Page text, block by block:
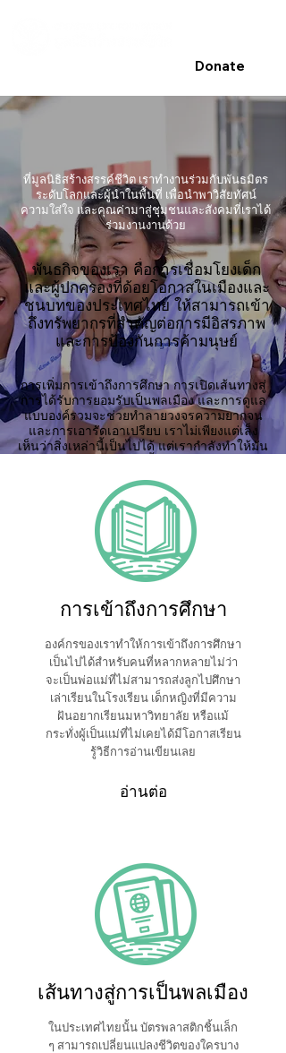
Donate
ที่มูลนิธิสร้างสรรค์ชีวิต เราทำงานร่วมกับพันธมิตร
ระดับโลกและผู้นำในพื้นที่ เพื่อนำพาวิสัยทัศน์
ความใส่ใจ และคุณค่ามาสู่ชุมชนและสังคมที่เราได้
ร่วมงานงานด้วย
พันธกิจของเรา คือการเชื่อมโยงเด็ก
และผู้ปกครองที่ด้อยโอกาสในเมืองและ
ชนบทของประเทศไทย ให้สามารถเข้า
ถึงทรัพยากรที่สำคัญต่อการมีอิสรภาพ
และการป้องกันการค้ามนุษย์
การเพิ่มการเข้าถึงการศึกษา การเปิดเส้นทางสู่
การได้รับการยอมรับเป็นพลเมือง และการดูแล
แบบองค์รวมจะช่วยทำลายวงจรความยากจน
และการเอารัดเอาเปรียบ เราไม่เพียงแต่เล็ง
เห็นว่าสิ่งเหล่านี้เป็นไปได้ แต่เรากำลังทำให้มัน
การเข้าถึงการศึกษา
องค์กรของเราทำให้การเข้าถึงการศึกษา
เป็นไปได้สำหรับคนที่หลากหลายไม่ว่า
จะเป็นพ่อแม่ที่ไม่สามารถส่งลูกไปศึกษา
เล่าเรียนในโรงเรียน เด็กหญิงที่มีความ
ฝันอยากเรียนมหาวิทยาลัย หรือแม้
กระทั่งผู้เป็นแม่ที่ไม่เคยได้มีโอกาสเรียน
รู้วิธีการอ่านเขียนเลย
อ่านต่อ
เส้นทางสู่การเป็นพลเมือง
ในประเทศไทยนั้น บัตรพลาสติกชิ้นเล็ก
ๆ สามารถเปลี่ยนแปลงชีวิตของใครบาง